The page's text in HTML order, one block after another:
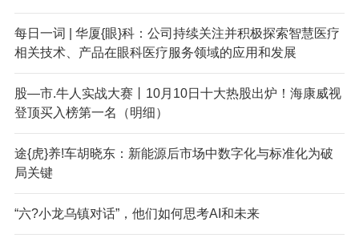
每日一词 | 华厦{眼}科：公司持续关注并积极探索智慧医疗
相关技术、产品在眼科医疗服务领域的应用和发展
股—市.牛人实战大赛丨10月10日十大热股出炉！海康威视
登顶买入榜第一名（明细）
途{虎}养!车胡晓东：新能源后市场中数字化与标准化为破
局关键
“六?小龙乌镇对话”，他们如何思考AI和未来